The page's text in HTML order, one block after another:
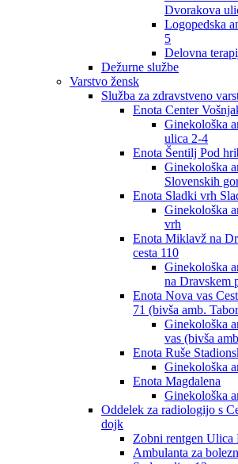
Dvorakova
Logopedska
5
Delovna
Dežurne službe
Varstvo žensk
Služba za zdravstveno
Enota Center
Ginekološka
ulica 2-4
Enota Šentilj Pod
Ginekološka
Slovenskih
Enota Sladki vrh
Ginekološka
vrh
Enota Miklavž na
cesta 110
Ginekološka
na Dravskem
Enota Nova vas
71 (bivša amb.
Ginekološka
vas (bivša
Enota Ruše
Ginekološka
Enota Magdalena
Ginekološka
Oddelek za radiologijo s
dojk
Zobni rentgen
Ambulanta za